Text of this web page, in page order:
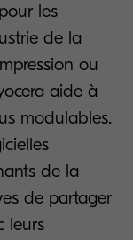
les
de la
ou
aide à
modulables.
de la
de partager
leurs